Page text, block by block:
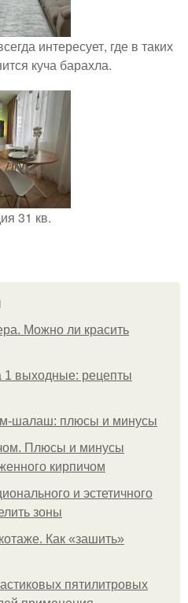
интересует, где в таких
куча барахла.
31 кв.
Можно ли красить
1 выходные: рецепты
шалаш: плюсы и минусы
Плюсы и минусы
кирпичом
и эстетичного
зоны
Как «зашить»
пятилитровых